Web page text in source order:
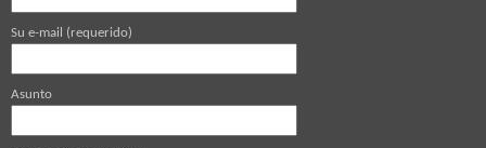
Su e-mail (requerido)
Asunto